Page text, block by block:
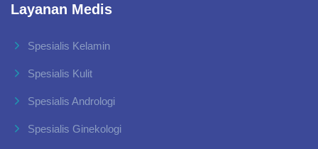
Layanan Medis
Spesialis Kelamin
Spesialis Kulit
Spesialis Andrologi
Spesialis Ginekologi